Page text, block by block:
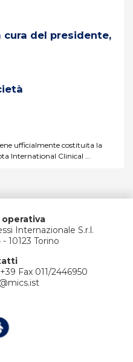
cura del presidente,
ufficialmente costituita la
International Clinical ...
Internazionale S.r.l.
10123 Torino
Fax 011/2446950